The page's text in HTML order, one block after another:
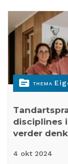
topic THEMA
disciplines
verder
4 okt 2024